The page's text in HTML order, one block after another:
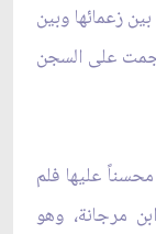
زعمائها وبين
على السجن
عليها فلم
مرجانة، وهو